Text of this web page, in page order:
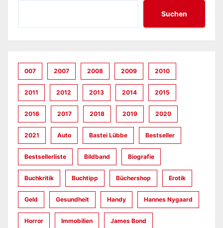
Suchen
007 2007 2008 2009 2010
2011 2012 2013 2014 2015
2016 2017 2018 2019 2020
2021 Auto Bastei Lübbe Bestseller
Bestsellerliste Bildband Biografie
Buchkritik Buchtipp Büchershop Erotik
Geld Gesundheit Handy Hannes Nygaard
Horror Immobilien James Bond